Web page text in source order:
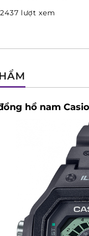
2437 lượt xem
hồ nam